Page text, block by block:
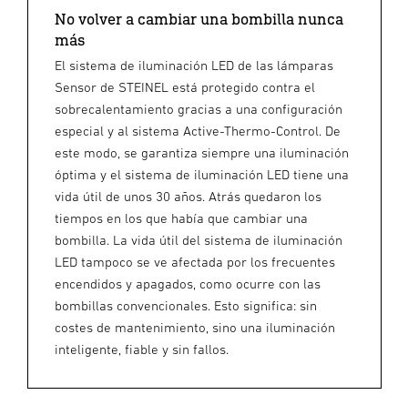
No volver a cambiar una bombilla nunca
más
El sistema de iluminación LED de las lámparas
Sensor de STEINEL está protegido contra el
sobrecalentamiento gracias a una configuración
especial y al sistema Active-Thermo-Control. De
este modo, se garantiza siempre una iluminación
óptima y el sistema de iluminación LED tiene una
vida útil de unos 30 años. Atrás quedaron los
tiempos en los que había que cambiar una
bombilla. La vida útil del sistema de iluminación
LED tampoco se ve afectada por los frecuentes
encendidos y apagados, como ocurre con las
bombillas convencionales. Esto significa: sin
costes de mantenimiento, sino una iluminación
inteligente, fiable y sin fallos.